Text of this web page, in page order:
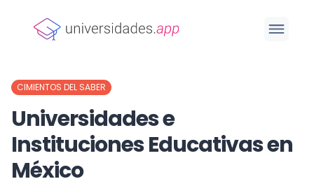
CIMIENTOS DEL SABER
Universidades e
Instituciones Educativas en
México